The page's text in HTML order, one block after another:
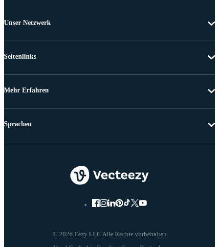
Unser Netzwerk
Seitenlinks
Mehr Erfahren
© 2026 Eezy LLC Alle Rechte vorbehalten
Sprachen